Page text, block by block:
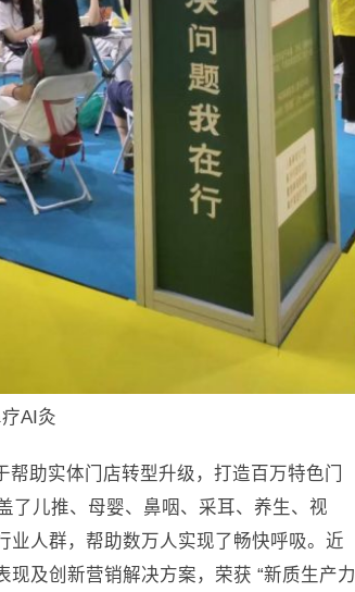
AI灸
助实体门店转型升级，打造百万特色门
了儿推、母婴、鼻咽、采耳、养生、视
业人群，帮助数万人实现了畅快呼吸。近
及创新营销解决方案，荣获 “新质生产力